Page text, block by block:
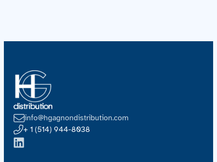
info@hgagnondistribution.com
+ 1 (514) 944-8038